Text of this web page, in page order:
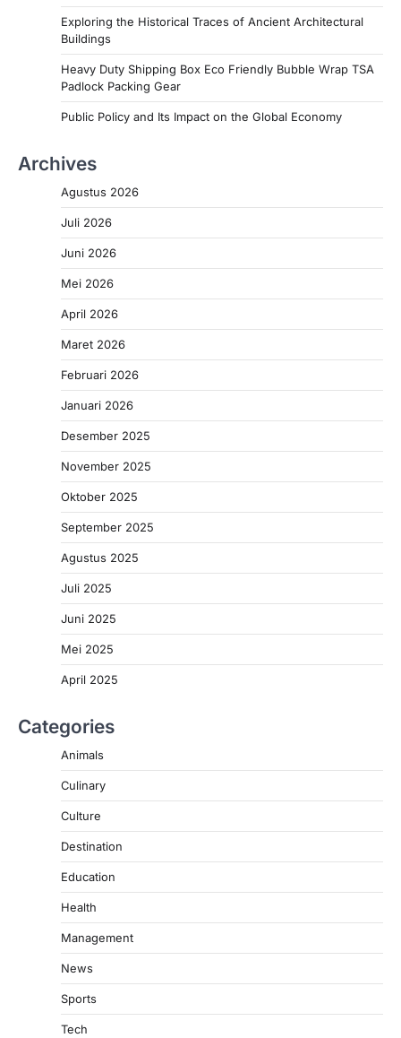
Exploring the Historical Traces of Ancient Architectural
Buildings
Heavy Duty Shipping Box Eco Friendly Bubble Wrap TSA
Padlock Packing Gear
Public Policy and Its Impact on the Global Economy
Archives
Agustus 2026
Juli 2026
Juni 2026
Mei 2026
April 2026
Maret 2026
Februari 2026
Januari 2026
Desember 2025
November 2025
Oktober 2025
September 2025
Agustus 2025
Juli 2025
Juni 2025
Mei 2025
April 2025
Categories
Animals
Culinary
Culture
Destination
Education
Health
Management
News
Sports
Tech